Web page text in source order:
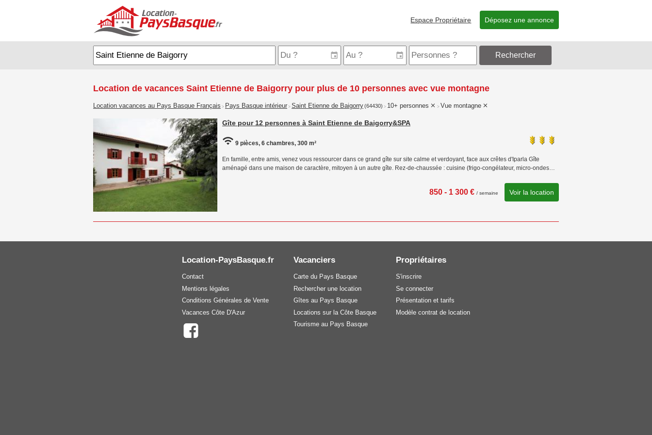
Espace Propriétaire Déposez une annonce
Rechercher
Location de vacances Saint Etienne de Baigorry pour plus de 10 personnes avec vue montagne
Location vacances au Pays Basque Français > Pays Basque intérieur > Saint Etienne de Baigorry(64430) > 10+ personnes > Vue montagne
Gîte pour 12 personnes à Saint Etienne de Baigorry&SPA
9 pièces, 6 chambres, 300 m²
En famille, entre amis, venez vous ressourcer dans ce grand gîte sur site calme et verdoyant, face aux crêtes d'Iparla Gîte
aménagé dans une maison de caractère, mitoyen à un autre gîte. Rez-de-chaussée : cuisine (frigo-congélateur, micro-ondes…
850 - 1 300 € / semaine Voir la location
Location-PaysBasque.fr
Contact
Mentions légales
Conditions Générales de Vente
Vacances Côte D'Azur
Vacanciers
Carte du Pays Basque
Rechercher une location
Gîtes au Pays Basque
Locations sur la Côte Basque
Tourisme au Pays Basque
Propriétaires
S'inscrire
Se connecter
Présentation et tarifs
Modèle contrat de location